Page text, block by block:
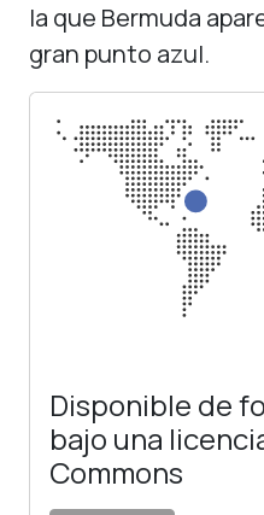
la que Bermuda
gran punto azul.
Disponible de
bajo una
Commons